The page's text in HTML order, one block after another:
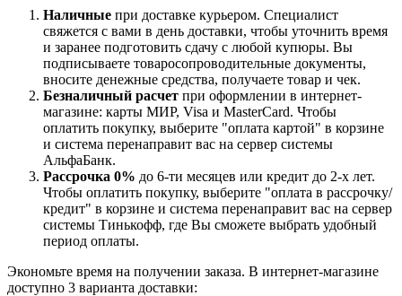
Наличные при доставке курьером. Специалист
свяжется с вами в день доставки, чтобы уточнить время
и заранее подготовить сдачу с любой купюры. Вы
подписываете товаросопроводительные документы,
вносите денежные средства, получаете товар и чек.
Безналичный расчет при оформлении в интернет-
магазине: карты МИР, Visa и MasterCard. Чтобы
оплатить покупку, выберите "оплата картой" в корзине
и система перенаправит вас на сервер системы
АльфаБанк.
Рассрочка 0% до 6-ти месяцев или кредит до 2-х лет.
Чтобы оплатить покупку, выберите "оплата в рассрочку/
кредит" в корзине и система перенаправит вас на сервер
системы Тинькофф, где Вы сможете выбрать удобный
период оплаты.
Экономьте время на получении заказа. В интернет-магазине
доступно 3 варианта доставки: